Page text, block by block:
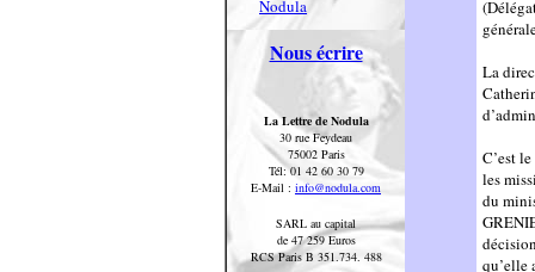
Nodula
Nous écrire
La Lettre de Nodula
30 rue Feydeau
75002 Paris
Tél: 01 42 60 30 79
E-Mail : info@nodula.com
SARL au capital
de 47 259 Euros
RCS Paris B 351.734. 488
La
C’est
les
du
qu’elle